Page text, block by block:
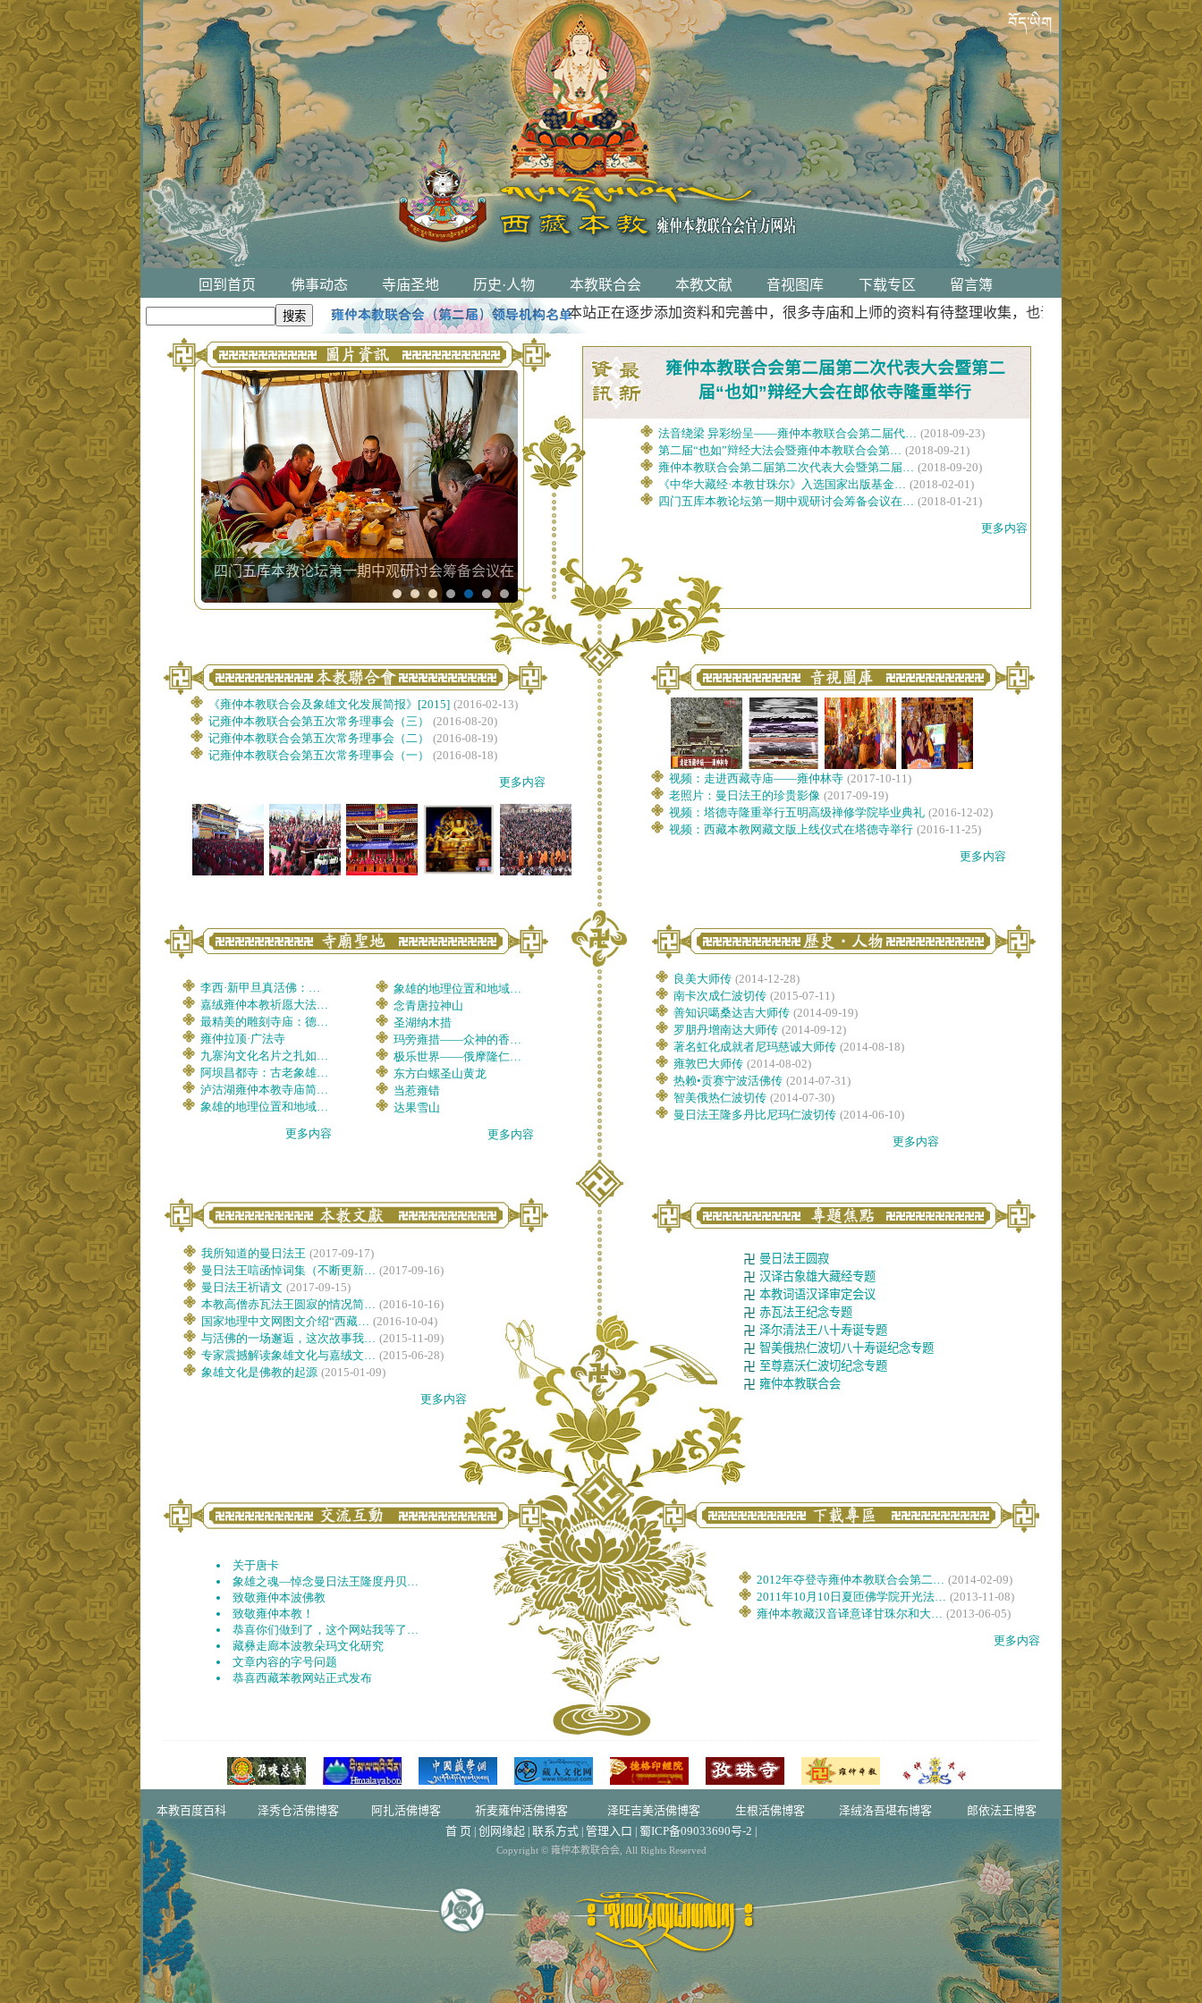
回到首页 佛事动态 寺庙圣地 历史·人物 本教联合会 本教文献 音视图库 下载专区 留言簿
四门五库本教论坛第一期中观研讨会筹备会议在
卍 曼日法王圆寂
卍 汉译古象雄大藏经专题
卍 本教词语汉译审定会议
卍 赤瓦法王纪念专题
卍 泽尔清法王八十寿诞专题
卍 智美俄热仁波切八十寿诞纪念专题
卍 至尊嘉沃仁波切纪念专题
卍 雍仲本教联合会
雍仲本教联合会第二届第二次代表大会暨第二
届“也如”辩经大会在郎依寺隆重举行
本站正在逐步添加资料和完善中，很多寺庙和上师的资料有待整理收集，也请各大寺庙和上师不吝提
本教百度百科 泽秀仓活佛博客 阿扎活佛博客 祈麦雍仲活佛博客 泽旺吉美活佛博客 生根活佛博客 泽绒洛吾堪布博客
郎依法王博客
首 页 创网缘起 联系方式 管理入口 蜀ICP备09033690号-2
Copyright © 雍仲本教联合会, All Rights Reserved